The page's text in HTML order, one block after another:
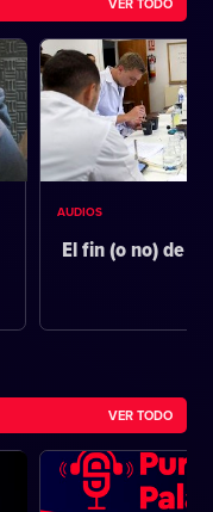
VER TODO
AUDIOS
El fin (o no) de
VER TODO